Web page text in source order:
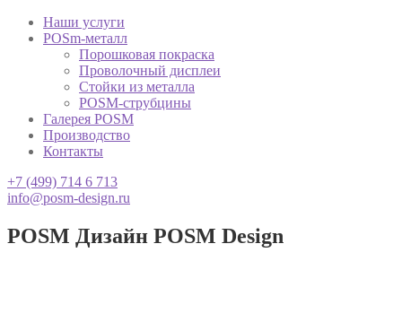
Наши услуги
POSm-металл
Порошковая покраска
Проволочный дисплеи
Стойки из металла
POSM-струбцины
Галерея POSM
Производство
Контакты
+7 (499) 714 6 713
info@posm-design.ru
POSM Дизайн POSM Design